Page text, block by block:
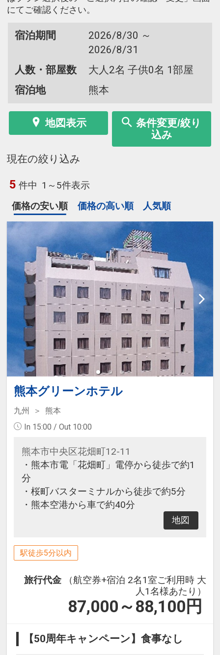
にてご確認ください。
宿泊期間
2026/8/30 ～
2026/8/31
人数・部屋数
大人2名 子供0名 1部屋
宿泊地
熊本
地図表示
条件変更/絞り
込み
現在の絞り込み
5 件中 1～5件表示
価格の安い順
価格の高い順 人気順
熊本グリーンホテル
九州
熊本
In 15:00 / Out 10:00
熊本市中央区花畑町12-11
・熊本市電「花畑町」電停から徒歩で約1
分
・桜町バスターミナルから徒歩で約5分
・熊本空港から車で約40分
地図
駅徒歩5分以内
旅行代金
（航空券+宿泊 2名1室ご利用時 大
人1名様あたり）
87,000～88,100 円
【50周年キャンペーン】食事なし